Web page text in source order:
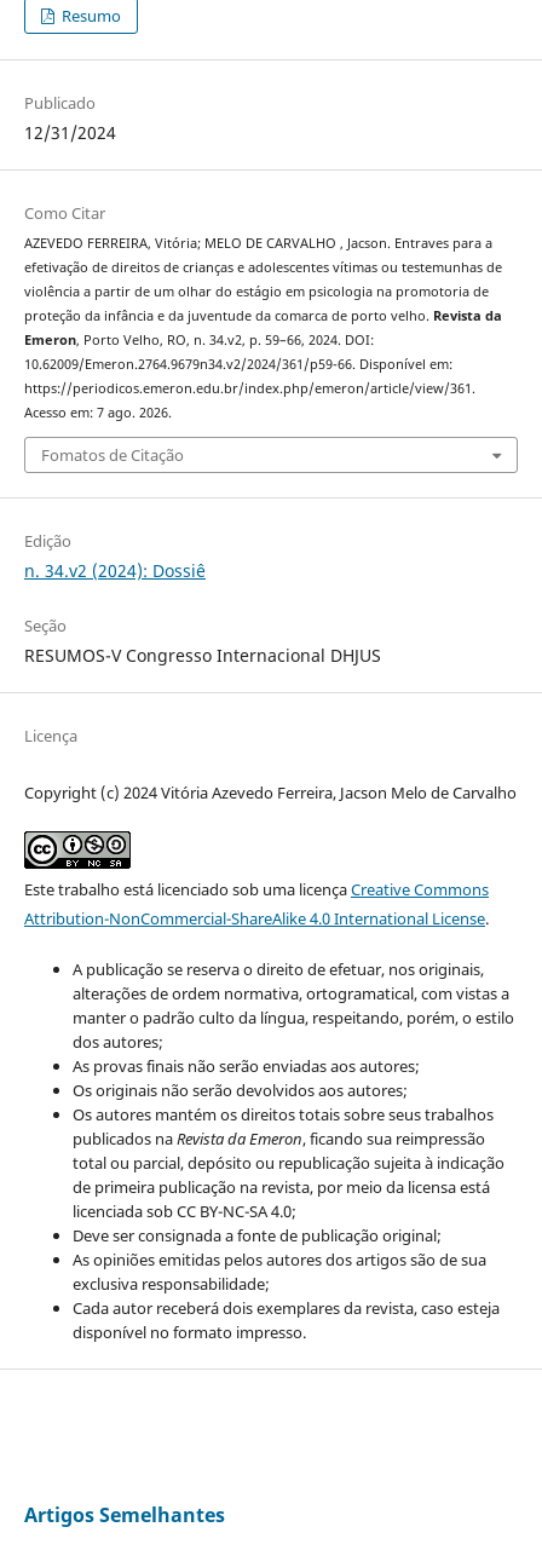
Resumo
Publicado
12/31/2024
Como Citar
AZEVEDO FERREIRA, Vitória; MELO DE CARVALHO , Jacson. Entraves para a
efetivação de direitos de crianças e adolescentes vítimas ou testemunhas de
violência a partir de um olhar do estágio em psicologia na promotoria de
proteção da infância e da juventude da comarca de porto velho. Revista da
Emeron, Porto Velho, RO, n. 34.v2, p. 59–66, 2024. DOI:
10.62009/Emeron.2764.9679n34.v2/2024/361/p59-66. Disponível em:
https://periodicos.emeron.edu.br/index.php/emeron/article/view/361.
Acesso em: 7 ago. 2026.
Fomatos de Citação
Edição
n. 34.v2 (2024): Dossiê
Seção
RESUMOS-V Congresso Internacional DHJUS
Licença
Copyright (c) 2024 Vitória Azevedo Ferreira, Jacson Melo de Carvalho
Este trabalho está licenciado sob uma licençaCreative Commons
Attribution-NonCommercial-ShareAlike 4.0 International License.
A publicação se reserva o direito de efetuar, nos originais,
alterações de ordem normativa, ortogramatical, com vistas a
manter o padrão culto da língua, respeitando, porém, o estilo
dos autores;
As provas finais não serão enviadas aos autores;
Os originais não serão devolvidos aos autores;
Os autores mantém os direitos totais sobre seus trabalhos
publicados naRevista da Emeron, ficando sua reimpressão
total ou parcial, depósito ou republicação sujeita à indicação
de primeira publicação na revista, por meio da licensa está
licenciada sob CC BY-NC-SA 4.0;
Deve ser consignada a fonte de publicação original;
As opiniões emitidas pelos autores dos artigos são de sua
exclusiva responsabilidade;
Cada autor receberá dois exemplares da revista, caso esteja
disponível no formato impresso.
Artigos Semelhantes